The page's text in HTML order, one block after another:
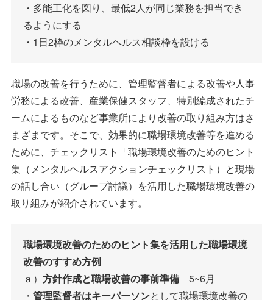
・多能工化を図り、最低2人が同じ業務を担当でき
るようにする
・1日2枠のメンタルヘルス相談枠を設ける
職場の改善を行うために、管理監督者による改善や人事
労務による改善、産業保健スタッフ、特別編成されたチ
ームによるものなど事業所により改善の取り組み方はさ
まざまです。そこで、効果的に職場環境改善等を進める
ために、チェックリスト「職場環境改善のためのヒント
集（メンタルヘルスアクションチェックリスト）と現場
の話し合い（グループ討議）を活用した職場環境改善の
取り組みが紹介されています。
職場環境改善のためのヒント集を活用した職場環境
改善のすすめ方例
ａ） 方針作成と職場改善の事前準備 5~6月
・ 管理監督者はキーパーソンとして職場環境改善の